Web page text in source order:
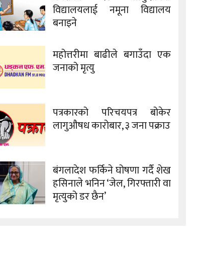
विद्यालयलाई नमूना विद्यालय
बनाइने
महोत्तरीमा बाढीले बगाउँदा एक
जनाको मृत्यु
पत्रकारको परिचयपत्र बोकेर
लागुऔषध कारोबार, ३ जना पक्राउ
बंगलादेश फर्किने घोषणा गर्दै शेख
हसिनाले भनिन ‘जेल, गिरफ्तारी वा
मृत्युको डर छैन’